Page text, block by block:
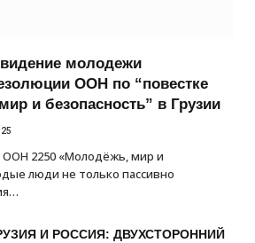
видение молодежи
ООН по “повестке
и безопасность” в Грузии
ООН 2250 «Молодёжь, мир и
люди не только пассивно
И РОССИЯ: ДВУХСТОРОННИЙ